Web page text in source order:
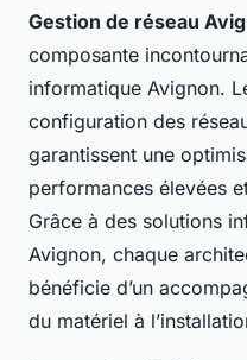
Gestion de réseau
composante
informatique Avignon.
configuration des
garantissent une
performances élevées
Grâce à des solutions
Avignon, chaque
bénéficie d’un
du matériel à